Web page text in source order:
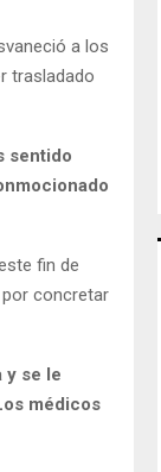
a los
trasladado
sentido
fin de
concretar
y se le
médicos